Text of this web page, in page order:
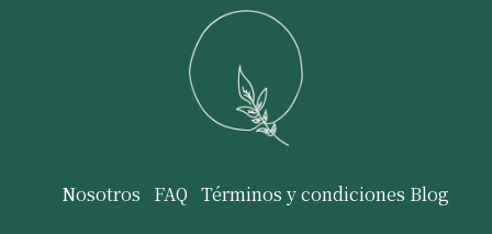
Nosotros FAQ Términos y condiciones Blog